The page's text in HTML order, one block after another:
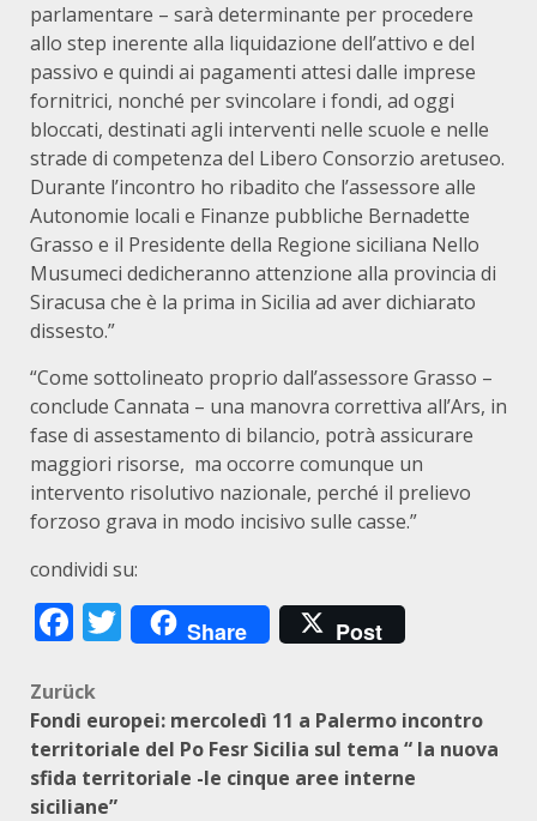
parlamentare – sarà determinante per procedere
allo step inerente alla liquidazione dell’attivo e del
passivo e quindi ai pagamenti attesi dalle imprese
fornitrici, nonché per svincolare i fondi, ad oggi
bloccati, destinati agli interventi nelle scuole e nelle
strade di competenza del Libero Consorzio aretuseo.
Durante l’incontro ho ribadito che l’assessore alle
Autonomie locali e Finanze pubbliche Bernadette
Grasso e il Presidente della Regione siciliana Nello
Musumeci dedicheranno attenzione alla provincia di
Siracusa che è la prima in Sicilia ad aver dichiarato
dissesto.”
“Come sottolineato proprio dall’assessore Grasso –
conclude Cannata – una manovra correttiva all’Ars, in
fase di assestamento di bilancio, potrà assicurare
maggiori risorse, ma occorre comunque un
intervento risolutivo nazionale, perché il prelievo
forzoso grava in modo incisivo sulle casse.”
condividi su:
Facebook
Twitter
Share Post
Beitragsnavigation
Zurück
Fondi europei: mercoledì 11 a Palermo incontro
territoriale del Po Fesr Sicilia sul tema “ la nuova
sfida territoriale -le cinque aree interne
siciliane”